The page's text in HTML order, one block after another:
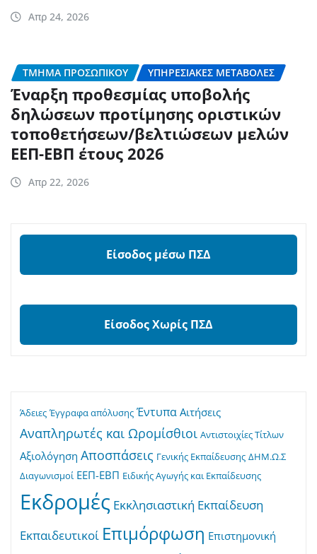
Απρ 24, 2026
ΤΜΉΜΑ ΠΡΟΣΩΠΙΚΟΎ ΥΠΗΡΕΣΙΑΚΈΣ ΜΕΤΑΒΟΛΈΣ
Έναρξη προθεσμίας υποβολής
δηλώσεων προτίμησης οριστικών
τοποθετήσεων/βελτιώσεων μελών
ΕΕΠ-ΕΒΠ έτους 2026
Απρ 22, 2026
Είσοδος μέσω ΠΣΔ
Είσοδος Χωρίς ΠΣΔ
Άδειες Έγγραφα απόλυσης Έντυπα Αιτήσεις
Αναπληρωτές και Ωρομίσθιοι Αντιστοιχίες Τίτλων
Αξιολόγηση Αποσπάσεις Γενικής Εκπαίδευσης ΔΗΜ.Ω.Σ
Διαγωνισμοί ΕΕΠ-ΕΒΠ Ειδικής Αγωγής και Εκπαίδευσης
Εκδρομές Εκκλησιαστική Εκπαίδευση
Εκπαιδευτικοί Επιμόρφωση Επιστημονική